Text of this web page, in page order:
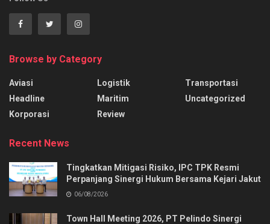
Browse by Category
Aviasi
Headline
Korporasi
Logistik
Maritim
Review
Transportasi
Uncategorized
Recent News
Tingkatkan Mitigasi Risiko, IPC TPK Resmi
Perpanjang Sinergi Hukum Bersama Kejari Jakut
06/08/2026
Town Hall Meeting 2026, PT Pelindo Sinergi